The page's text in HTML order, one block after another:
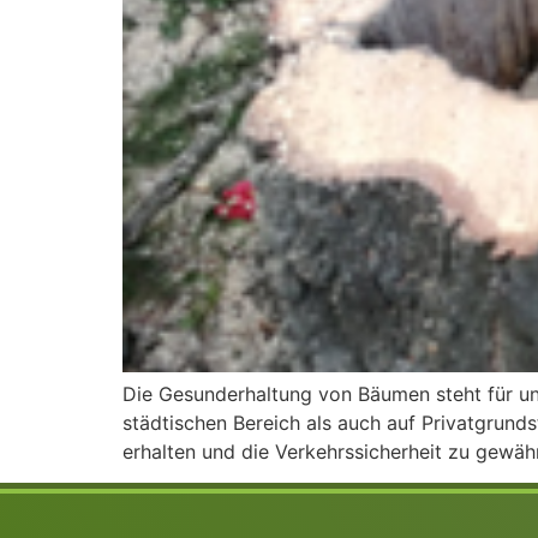
Die Gesunderhaltung von Bäumen steht für
städtischen Bereich als auch auf
erhalten und die Verkehrssicherheit zu